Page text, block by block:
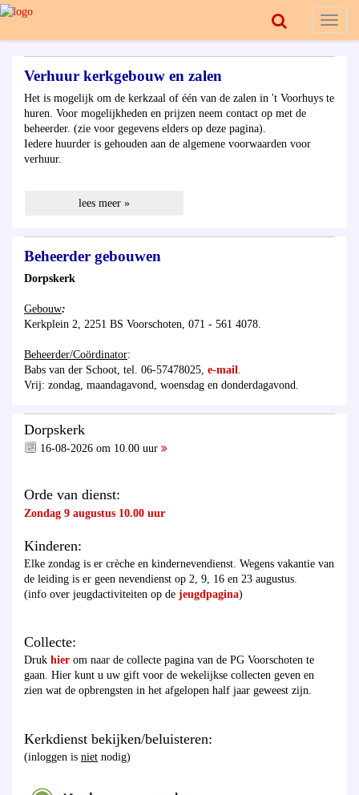
Toggle
Verhuur kerkgebouw en zalen
Het is mogelijk om de kerkzaal of één van de zalen in 't Voorhuys te
huren. Voor mogelijkheden en prijzen neem contact op met de
beheerder. (zie voor gegevens elders op deze pagina).
Iedere huurder is gehouden aan de algemene voorwaarden voor
verhuur.
lees meer »
Beheerder gebouwen
Dorpskerk
Gebouw:
Kerkplein 2, 2251 BS Voorschoten, 071 - 561 4078.
Beheerder/Coördinator:
Babs van der Schoot, tel. 06-57478025, e-mail.
Vrij: zondag, maandagavond, woensdag en donderdagavond.
Dorpskerk
16-08-2026 om 10.00 uur
Orde van dienst:
Zondag 9 augustus 10.00 uur
Kinderen:
Elke zondag is er crèche en kindernevendienst. Wegens vakantie van
de leiding is er geen nevendienst op 2, 9, 16 en 23 augustus.
(info over jeugdactiviteiten op de jeugdpagina)
Collecte:
Druk hier om naar de collecte pagina van de PG Voorschoten te
gaan. Hier kunt u uw gift voor de wekelijkse collecten geven en
zien wat de opbrengsten in het afgelopen half jaar geweest zijn.
Kerkdienst bekijken/beluisteren:
(inloggen is niet nodig)